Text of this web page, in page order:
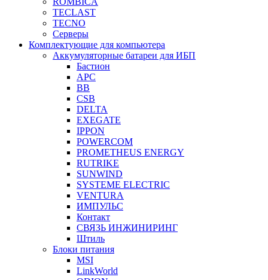
TECLAST
TECNO
Серверы
Комплектующие для компьютера
Аккумуляторные батареи для ИБП
Бастион
APC
BB
CSB
DELTA
EXEGATE
IPPON
POWERCOM
PROMETHEUS ENERGY
RUTRIKE
SUNWIND
SYSTEME ELECTRIC
VENTURA
ИМПУЛЬС
Контакт
СВЯЗЬ ИНЖИНИРИНГ
Штиль
Блоки питания
MSI
LinkWorld